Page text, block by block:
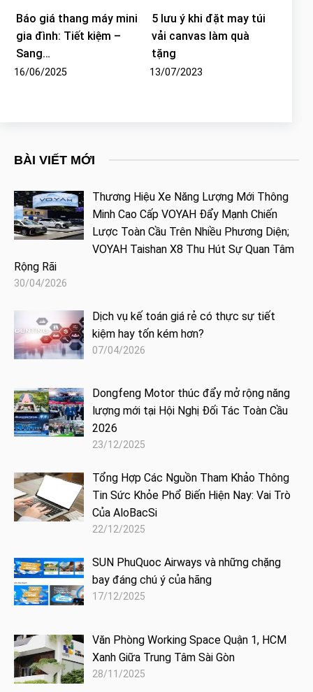
Báo giá thang máy mini
gia đình: Tiết kiệm –
Sang…
16/06/2025
5 lưu ý khi đặt may túi
vải canvas làm quà
tặng
13/07/2023
BÀI VIẾT MỚI
Thương Hiệu Xe Năng Lượng Mới Thông
Minh Cao Cấp VOYAH Đẩy Mạnh Chiến
Lược Toàn Cầu Trên Nhiều Phương Diện;
VOYAH Taishan X8 Thu Hút Sự Quan Tâm
Rộng Rãi
30/04/2026
Dịch vụ kế toán giá rẻ có thực sự tiết
kiệm hay tốn kém hơn?
07/04/2026
Dongfeng Motor thúc đẩy mở rộng năng
lượng mới tại Hội Nghị Đối Tác Toàn Cầu
2026
23/12/2025
Tổng Hợp Các Nguồn Tham Khảo Thông
Tin Sức Khỏe Phổ Biến Hiện Nay: Vai Trò
Của AloBacSi
22/12/2025
SUN PhuQuoc Airways và những chặng
bay đáng chú ý của hãng
17/12/2025
Văn Phòng Working Space Quận 1, HCM
Xanh Giữa Trung Tâm Sài Gòn
28/11/2025